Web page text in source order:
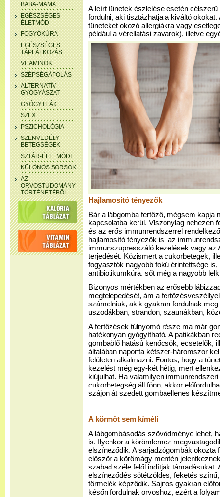
BABA-MAMA
EGÉSZSÉGES
ÉLETMÓD
FOGYÓKÚRA
EGÉSZSÉGES
TÁPLÁLKOZÁS
VITAMINOK
SZÉPSÉGÁPOLÁS
ALTERNATÍV
GYÓGYÁSZAT
GYÓGYTEÁK
SZEX
PSZICHOLÓGIA
SZENVEDÉLY-
BETEGSÉGEK
SZTÁR-ÉLETMÓDI
KÜLÖNÖS SORSOK
AZ
ORVOSTUDOMÁNY
TÖRTÉNETÉBŐL
A leírt tünetek észlelése esetén
fordulni, aki tisztázhatja a kiváltó
tüneteket okozó allergiákra vagy
például a vérellátási zavarok), illetve
Hajlamosító tényezők
Bár a lábgomba fertőző, mégsem kapja
kapcsolatba kerül. Viszonylag nehezen
és az erős immunrendszerrel
hajlamosító tényezők is: az
immunszupresszáló kezelések vagy az
terjedését. Közismert a cukorbetegek,
fogyasztók nagyobb fokú érintettsége
antibiotikumkúra, sőt még a nagyobb
Bizonyos mértékben az erősebb
megtelepedését, ám a
számolniuk, akik gyakran fordulnak
uszodákban, strandon, szaunákban,
A fertőzések túlnyomó része ma már
hatékonyan gyógyítható. A patikákban
gombaölő hatású kenőcsök, ecsetelők,
általában naponta kétszer-háromszor
felületen alkalmazni. Fontos, hogy a
kezelést még egy-két hétig, mert
kiújulhat. Ha valamilyen
cukorbetegség áll fönn, akkor
szájon át szedett gombaellenes
A körmöt sem kíméli
A lábgombásodás szövődménye lehet,
is. Ilyenkor a körömlemez
elszíneződik. A sarjadzógombák okozta
először a körömágy mentén
szabad széle felől indítják támadásukat.
elszíneződés sötétzöldes, feketés
törmelék képződik. Sajnos gyakran
későn fordulnak orvoshoz, ezért a